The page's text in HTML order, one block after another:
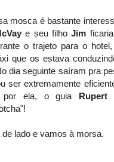
mosca é bastante
e seu filhoJim
o trajeto para o hotel,
que os estava
dia seguinte saíram pra
ser extremamente
por ela, o guia Rupert
lado e vamos à morsa.